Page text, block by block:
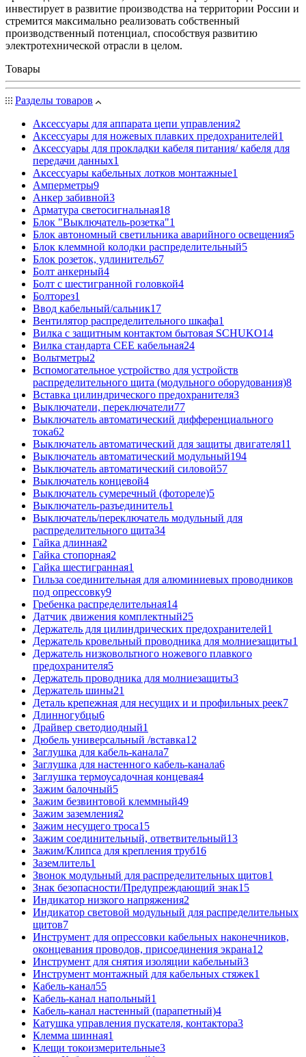
инвестирует в развитие производства на территории России и
стремится максимально реализовать собственный
производственный потенциал, способствуя развитию
электротехнической отрасли в целом.
Товары
Разделы товаров
Аксессуары для аппарата цепи управления2
Аксессуары для ножевых плавких предохранителей1
Аксессуары для прокладки кабеля питания/ кабеля для
передачи данных1
Аксессуары кабельных лотков монтажные1
Амперметры9
Анкер забивной3
Арматура светосигнальная18
Блок "Выключатель-розетка"1
Блок автономный светильника аварийного освещения5
Блок клеммной колодки распределительный5
Блок розеток, удлинитель67
Болт анкерный4
Болт с шестигранной головкой4
Болторез1
Ввод кабельный/сальник17
Вентилятор распределительного шкафа1
Вилка с защитным контактом бытовая SCHUKO14
Вилка стандарта CEE кабельная24
Вольтметры2
Вспомогательное устройство для устройств
распределительного щита (модульного оборудования)8
Вставка цилиндрического предохранителя3
Выключатели, переключатели77
Выключатель автоматический дифференциального
тока62
Выключатель автоматический для защиты двигателя11
Выключатель автоматический модульный194
Выключатель автоматический силовой57
Выключатель концевой4
Выключатель сумеречный (фотореле)5
Выключатель-разъединитель1
Выключатель/переключатель модульный для
распределительного щита34
Гайка длинная2
Гайка стопорная2
Гайка шестигранная1
Гильза соединительная для алюминиевых проводников
под опрессовку9
Гребенка распределительная14
Датчик движения комплектный25
Держатель для цилиндрических предохранителей1
Держатель кровельный проводника для молниезащиты1
Держатель низковольтного ножевого плавкого
предохранителя5
Держатель проводника для молниезащиты3
Держатель шины21
Деталь крепежная для несущих и и профильных реек7
Длинногубцы6
Драйвер светодиодный1
Дюбель универсальный /вставка12
Заглушка для кабель-канала7
Заглушка для настенного кабель-канала6
Заглушка термоусадочная концевая4
Зажим балочный5
Зажим безвинтовой клеммный49
Зажим заземления2
Зажим несущего троса15
Зажим соединительный, ответвительный13
Зажим/Клипса для крепления труб16
Заземлитель1
Звонок модульный для распределительных щитов1
Знак безопасности/Предупреждающий знак15
Индикатор низкого напряжения2
Индикатор световой модульный для распределительных
щитов7
Инструмент для опрессовки кабельных наконечников,
оконцевания проводов, присоединения экрана12
Инструмент для снятия изоляции кабельный3
Инструмент монтажный для кабельных стяжек1
Кабель-канал55
Кабель-канал напольный1
Кабель-канал настенный (парапетный)4
Катушка управления пускателя, контактора3
Клемма шинная1
Клещи токоизмерительные3